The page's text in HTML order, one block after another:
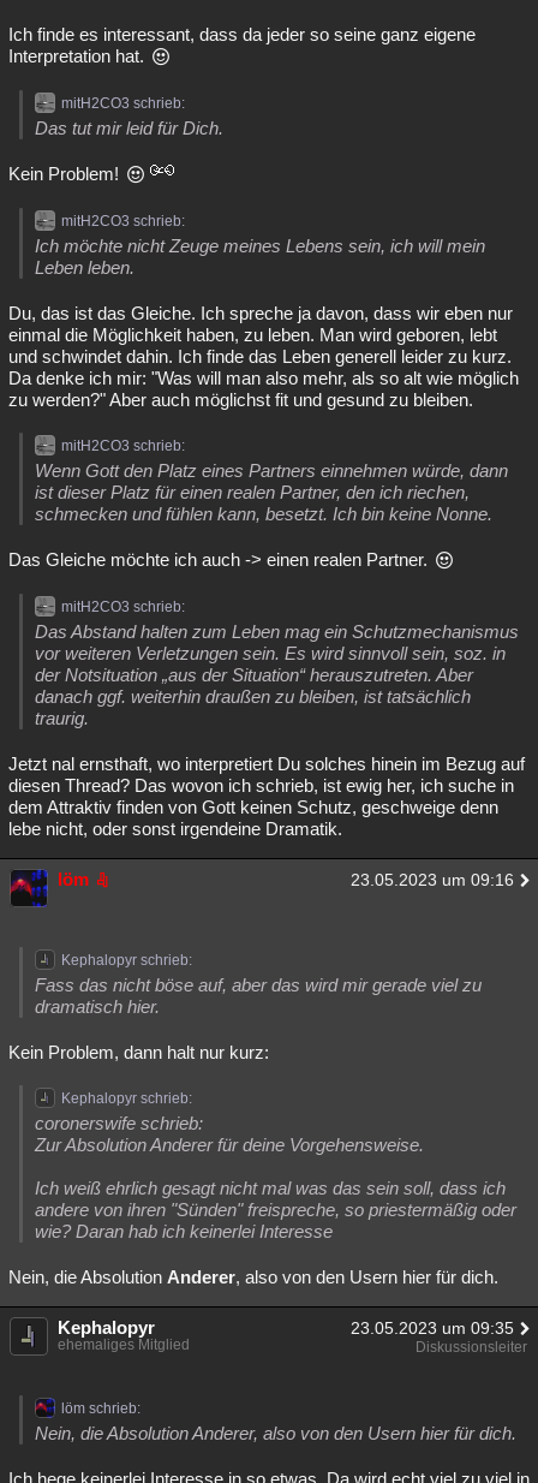
Ich finde es interessant, dass da jeder so seine ganz eigene
Interpretation hat.
mitH2CO3 schrieb:
Das tut mir leid für Dich.
Kein Problem!
mitH2CO3 schrieb:
Ich möchte nicht Zeuge meines Lebens sein, ich will mein
Leben leben.
Du, das ist das Gleiche. Ich spreche ja davon, dass wir eben nur
einmal die Möglichkeit haben, zu leben. Man wird geboren, lebt
und schwindet dahin. Ich finde das Leben generell leider zu kurz.
Da denke ich mir: "Was will man also mehr, als so alt wie möglich
zu werden?" Aber auch möglichst fit und gesund zu bleiben.
mitH2CO3 schrieb:
Wenn Gott den Platz eines Partners einnehmen würde, dann
ist dieser Platz für einen realen Partner, den ich riechen,
schmecken und fühlen kann, besetzt. Ich bin keine Nonne.
Das Gleiche möchte ich auch -> einen realen Partner.
mitH2CO3 schrieb:
Das Abstand halten zum Leben mag ein Schutzmechanismus
vor weiteren Verletzungen sein. Es wird sinnvoll sein, soz. in
der Notsituation „aus der Situation“ herauszutreten. Aber
danach ggf. weiterhin draußen zu bleiben, ist tatsächlich
traurig.
Jetzt nal ernsthaft, wo interpretiert Du solches hinein im Bezug auf
diesen Thread? Das wovon ich schrieb, ist ewig her, ich suche in
dem Attraktiv finden von Gott keinen Schutz, geschweige denn
lebe nicht, oder sonst irgendeine Dramatik.
löm 23.05.2023 um 09:16
Kephalopyr schrieb:
Fass das nicht böse auf, aber das wird mir gerade viel zu
dramatisch hier.
Kein Problem, dann halt nur kurz:
Kephalopyr schrieb:
coronerswife schrieb:
Zur Absolution Anderer für deine Vorgehensweise.
Ich weiß ehrlich gesagt nicht mal was das sein soll, dass ich
andere von ihren "Sünden" freispreche, so priestermäßig oder
wie? Daran hab ich keinerlei Interesse
Nein, die Absolution Anderer, also von den Usern hier für dich.
Kephalopyr 23.05.2023 um 09:35
ehemaliges Mitglied Diskussionsleiter
löm schrieb:
Nein, die Absolution Anderer, also von den Usern hier für dich.
Ich hege keinerlei Interesse in so etwas. Da wird echt viel zu viel in